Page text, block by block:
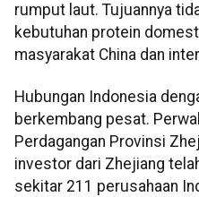
rumput laut. Tujuannya
kebutuhan protein
masyarakat China dan
Hubungan Indonesia
berkembang pesat.
Perdagangan Provinsi
investor dari Zhejiang
sekitar 211 perusahaan